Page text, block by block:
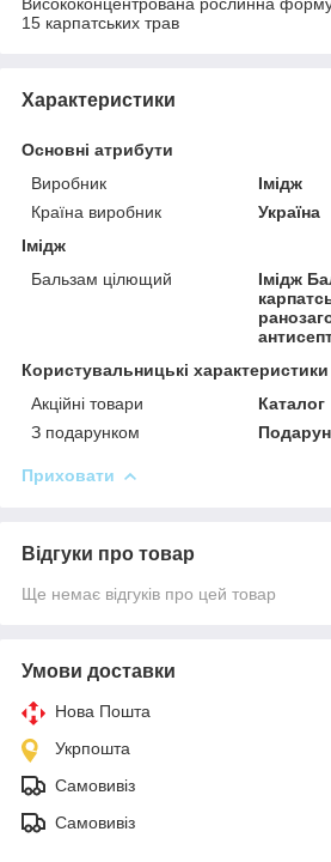
15 карпатських трав
Характеристики
Основні атрибути
Виробник
Імідж
Країна виробник
Україна
Імідж
Бальзам цілющий
Імідж
Користувальницькі характеристики
Акційні товари
Каталог
З подарунком
Приховати
Відгуки про товар
Ще немає відгуків про цей товар
Умови доставки
Нова Пошта
Укрпошта
Самовивіз
Самовивіз